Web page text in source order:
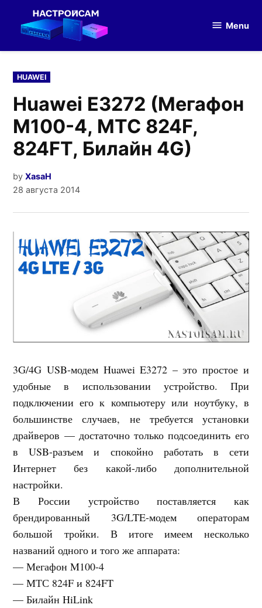
оборудования
Menu
POSTED
IN
HUAWEI
Huawei E3272 (Мегафон
M100-4, МТС 824F,
824FT, Билайн 4G)
by XasaH
28 августа 2014
3G/4G USB-модем Huawei E3272 – это простое и
удобные в использовании устройство. При
подключении его к компьютеру или ноутбуку, в
большинстве случаев, не требуется установки
драйверов — достаточно только подсоединить его
в USB-разъем и спокойно работать в сети
Интернет без какой-либо дополнительной
настройки.
В России устройство поставляется как
брендированный 3G/LTE-модем операторам
большой тройки. В итоге имеем несколько
названий одного и того же аппарата:
— Мегафон M100-4
— МТС 824F и 824FT
— Билайн HiLink